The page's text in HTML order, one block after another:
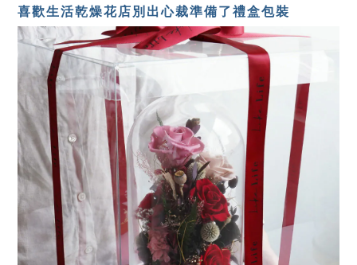
喜歡生活乾燥花店別出心裁準備了禮盒包裝